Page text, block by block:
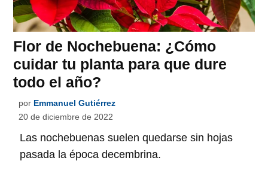
Flor de Nochebuena: ¿Cómo
cuidar tu planta para que dure
todo el año?
por Emmanuel Gutiérrez
20 de diciembre de 2022
Las nochebuenas suelen quedarse sin hojas
pasada la época decembrina.